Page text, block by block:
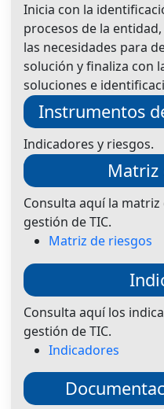
Inicia con la
procesos de la
las necesidades para
solución y finaliza con
soluciones e
Instrumentos
Indicadores y riesgos.
Matriz
Consulta aquí la
gestión de TIC.
Matriz de riesgos
Consulta aquí los
gestión de TIC.
Indicadores